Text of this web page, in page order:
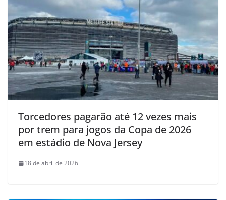
Torcedores pagarão até 12 vezes mais
por trem para jogos da Copa de 2026
em estádio de Nova Jersey
18 de abril de 2026